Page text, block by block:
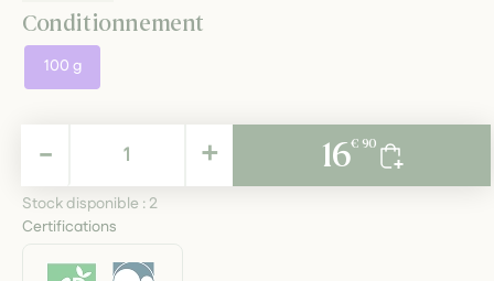
Conditionnement
100 g
16,90 € TTC+
- 16€ 90
Stock disponible : 2
Certifications